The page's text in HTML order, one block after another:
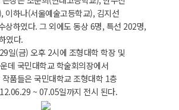
이하나(서울예술고등학교), 김지선
상하였다. 그 외에도 동상 6명, 특선 202명,
였다.
일(금) 오후 2시에 조형대학 학장 및
데 국민대학교 학술회의장에서
품들은 국민대학교 조형대학 1층
~ 07.05일까지 전시 된다.